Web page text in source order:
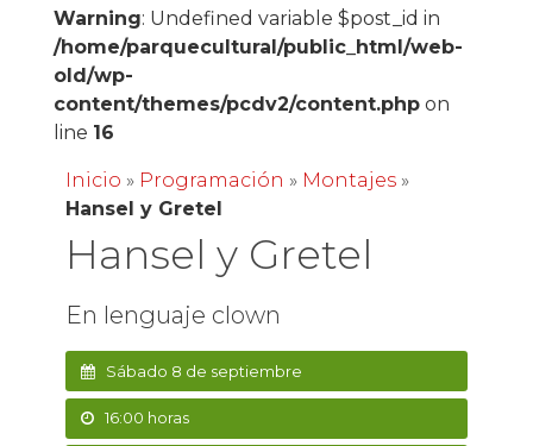
Warning: Undefined variable $post_id in
/home/parquecultural/public_html/web-
old/wp-
content/themes/pcdv2/content.phpon
line 16
Inicio » Programación » Montajes»
Hansel y Gretel
Hansel y Gretel
En lenguaje clown
Sábado 8 de septiembre
16:00 horas